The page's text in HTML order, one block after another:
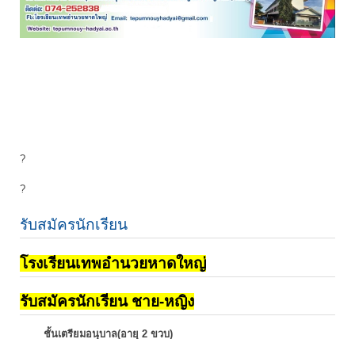
?
?
รับสมัครนักเรียน
โรงเรียนเทพอำนวยหาดใหญ่
รับสมัครนักเรียน ชาย-หญิง
ชั้นเตรียมอนุบาล(อายุ 2 ขวบ)